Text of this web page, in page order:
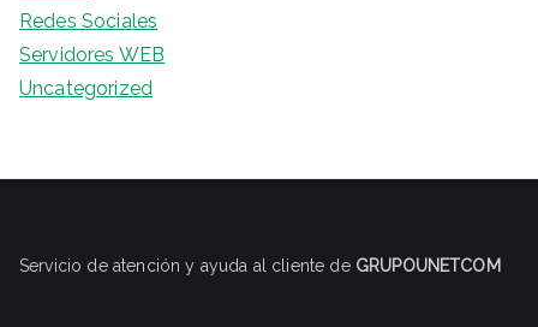
Redes Sociales
Servidores WEB
Uncategorized
Servicio de atención y ayuda al cliente de GRUPOUNETCOM